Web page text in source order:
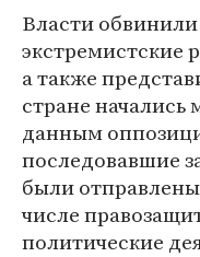
Власти
экстремистские
а также
стране начались
данным
последовавшие
были
числе
политические